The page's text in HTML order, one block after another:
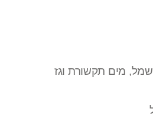
מים תקשורת וגז